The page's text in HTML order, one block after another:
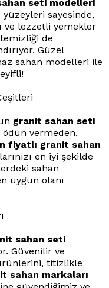
seti modelleri
yüzeyleri sayesinde,
ve lezzetli yemekler
de
Güzel
sahan modelleri ile
granit sahan seti
vermeden,
fiyatlı granit sahan
en iyi şekilde
sahan
uygun olanı
sahan seti
Güvenilir ve
titizlikle
sahan markaları